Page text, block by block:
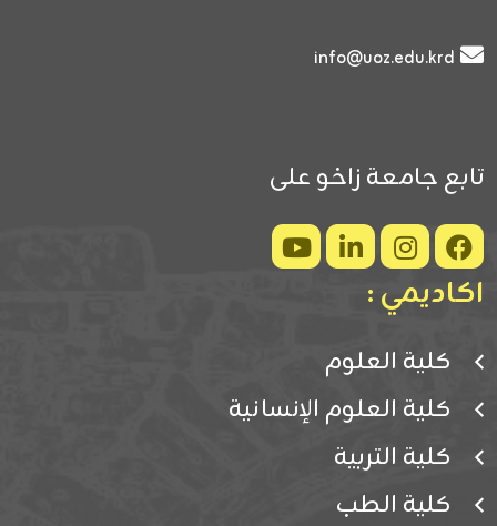
info@uoz.edu.krd
تابع جامعة زاخو على
اكاديمي :
كلية العلوم
كلية العلوم الإنسانية
كلية التربية
كلية الطب